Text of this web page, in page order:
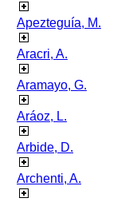
Apezteguía, M.
Aracri, A.
Aramayo, G.
Aráoz, L.
Arbide, D.
Archenti, A.